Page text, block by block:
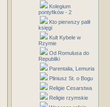
Kolegium
pontyfików - 2
Kto pierwszy palił
księgi
Kult Kybele w
Rzymie
Od Romulusa do
Republiki
Parentalia, Lemuria
Pliniusz St. o Bogu
Religie Cesarstwa
Religie rzymskie